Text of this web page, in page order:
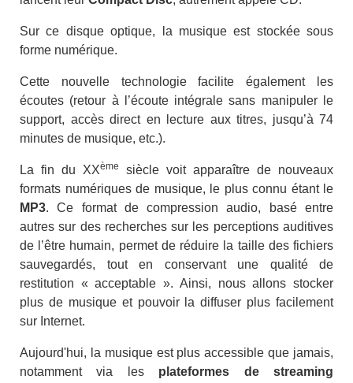
Sur ce disque optique, la musique est stockée sous
forme numérique.
Cette nouvelle technologie facilite également les
écoutes (retour à l’écoute intégrale sans manipuler le
support, accès direct en lecture aux titres, jusqu’à 74
minutes de musique, etc.).
La fin du XXème
siècle voit apparaître de nouveaux
formats numériques de musique, le plus connu étant le
MP3. Ce format de compression audio, basé entre
autres sur des recherches sur les perceptions auditives
de l’être humain, permet de réduire la taille des fichiers
sauvegardés, tout en conservant une qualité de
restitution « acceptable ». Ainsi, nous allons stocker
plus de musique et pouvoir la diffuser plus facilement
sur Internet.
Aujourd'hui, la musique est plus accessible que jamais,
notamment via les plateformes de streaming